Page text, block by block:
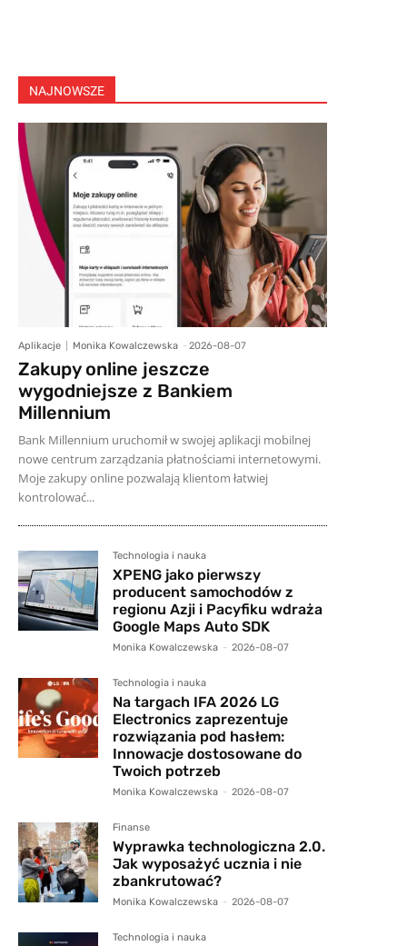
NAJNOWSZE
Aplikacje Monika Kowalczewska - 2026-08-07
Zakupy online jeszcze
wygodniejsze z Bankiem
Millennium
Bank Millennium uruchomił w swojej aplikacji mobilnej
nowe centrum zarządzania płatnościami internetowymi.
Moje zakupy online pozwalają klientom łatwiej
kontrolować...
Technologia i nauka
XPENG jako pierwszy
producent samochodów z
regionu Azji i Pacyfiku wdraża
Google Maps Auto SDK
Monika Kowalczewska - 2026-08-07
Technologia i nauka
Na targach IFA 2026 LG
Electronics zaprezentuje
rozwiązania pod hasłem:
Innowacje dostosowane do
Twoich potrzeb
Monika Kowalczewska - 2026-08-07
Finanse
Wyprawka technologiczna 2.0.
Jak wyposażyć ucznia i nie
zbankrutować?
Monika Kowalczewska - 2026-08-07
Technologia i nauka